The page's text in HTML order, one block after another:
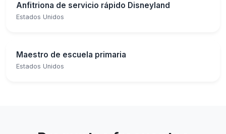
Anfitriona de servicio rápido Disneyland
Estados Unidos
Maestro de escuela primaria
Estados Unidos